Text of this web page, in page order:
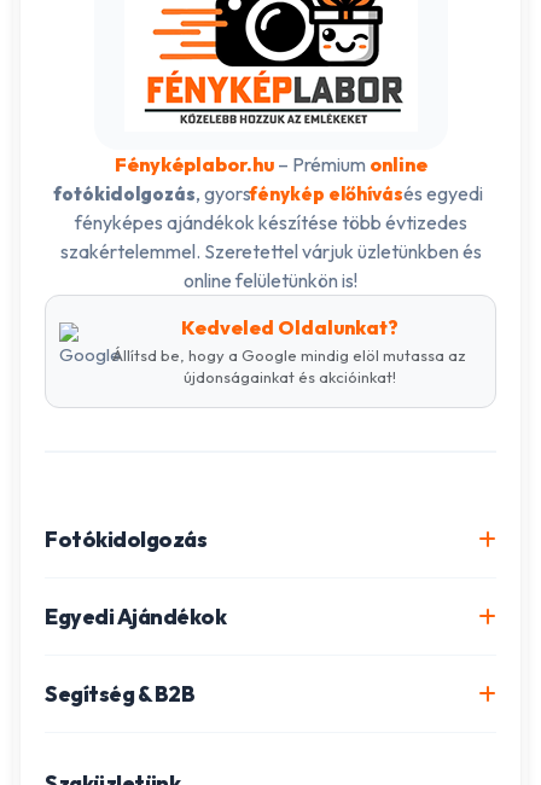
Fényképlabor.hu– Prémium online
fotókidolgozás, gyorsfénykép előhívásés egyedi
fényképes ajándékok készítése több évtizedes
szakértelemmel. Szeretettel várjuk üzletünkben és
online felületünkön is!
Kedveled Oldalunkat?
Állítsd be, hogy a Google mindig elöl mutassa az
újdonságainkat és akcióinkat!
Fotókidolgozás
Igazolványkép készítés
Egyedi Ajándékok
Gravírozott ajándékok
Segítség & B2B